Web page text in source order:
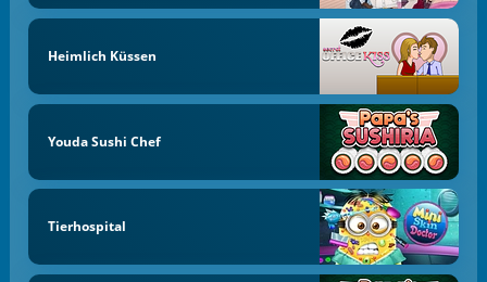
Heimlich Küssen
Youda Sushi Chef
Tierhospital